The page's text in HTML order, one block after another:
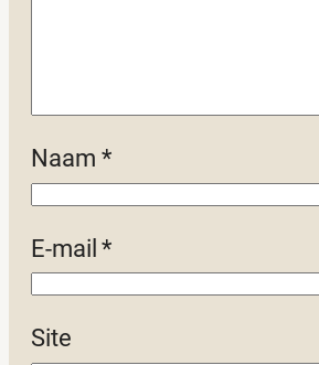
Naam *
E-mail*
Site